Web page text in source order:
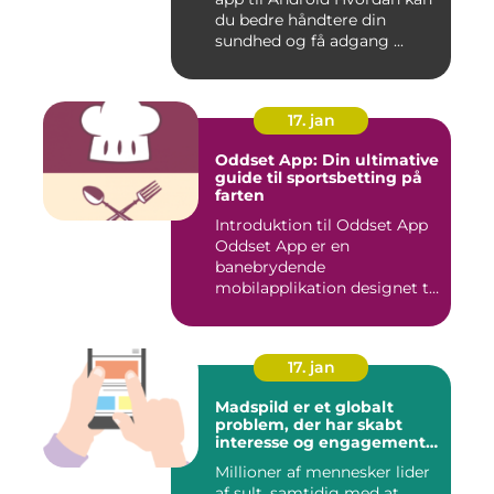
du bedre håndtere din
sundhed og få adgang ...
17. jan
Oddset App: Din ultimative
guide til sportsbetting på
farten
Introduktion til Oddset App
Oddset App er en
banebrydende
mobilapplikation designet til
17. jan
Madspild er et globalt
problem, der har skabt
interesse og engagement
mennesker verden over
Millioner af mennesker lider